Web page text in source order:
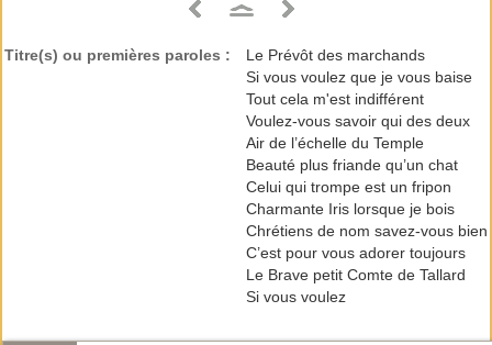
Titre(s) ou premières paroles :
Le Prévôt des marchands
Si vous voulez que je vous baise
Tout cela m'est indifférent
Voulez-vous savoir qui des deux
Air de l’échelle du Temple
Beauté plus friande qu’un chat
Celui qui trompe est un fripon
Charmante Iris lorsque je bois
Chrétiens de nom savez-vous bien
C’est pour vous adorer toujours
Le Brave petit Comte de Tallard
Si vous voulez